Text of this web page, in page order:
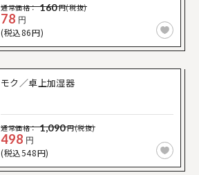
通常価格： 160円(税抜)
78 円
(税込86円)
モク／卓上加湿器
通常価格： 1,090円(税抜)
498 円
(税込548円)